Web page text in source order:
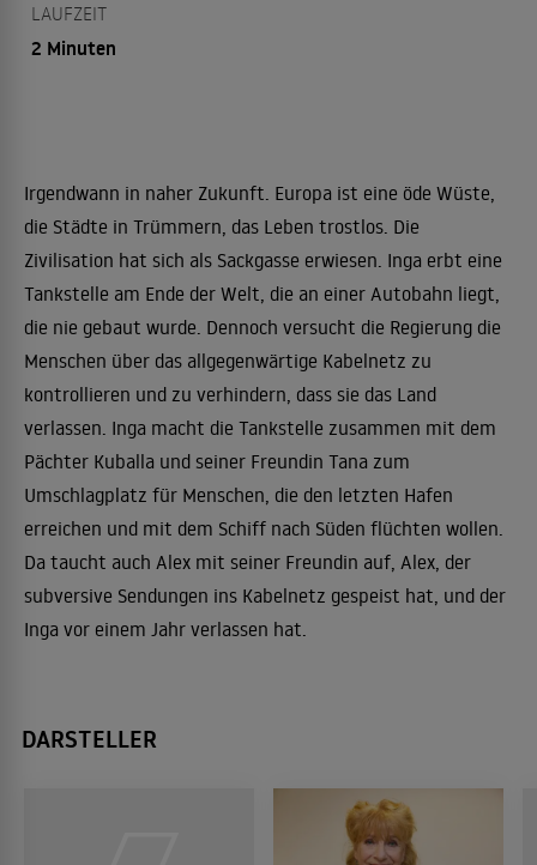
LAUFZEIT
2 Minuten
Irgendwann in naher Zukunft. Europa ist eine öde Wüste,
die Städte in Trümmern, das Leben trostlos. Die
Zivilisation hat sich als Sackgasse erwiesen. Inga erbt eine
Tankstelle am Ende der Welt, die an einer Autobahn liegt,
die nie gebaut wurde. Dennoch versucht die Regierung die
Menschen über das allgegenwärtige Kabelnetz zu
kontrollieren und zu verhindern, dass sie das Land
verlassen. Inga macht die Tankstelle zusammen mit dem
Pächter Kuballa und seiner Freundin Tana zum
Umschlagplatz für Menschen, die den letzten Hafen
erreichen und mit dem Schiff nach Süden flüchten wollen.
Da taucht auch Alex mit seiner Freundin auf, Alex, der
subversive Sendungen ins Kabelnetz gespeist hat, und der
Inga vor einem Jahr verlassen hat.
DARSTELLER